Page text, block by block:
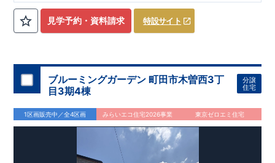
ります（5号棟） 【吹き抜け天井】 ◇実際に生活した時に便利
◇
・ちょっとした収納に
【収納スペース・各居室クローゼット
躍！【浴室乾燥暖房機】
≪ ブルーミングガーデンのこ だ
設』住宅性能評価‥‥評価を受けた図面通りに施工されている
か、建設までに計 4 回チェックが行われます。 ・図面や書類上
だけでなく、「現場の施工状況」を検査した上で、品質を保証
しております。
■全棟自社一
だからこそ、お客様の安心に繋がります。 ・設計、施工、営業
が協力しあい、最良のプランをご提供いたします。 ・不要な中
間マージンを抑える事で、コストダウンに努めております。
スマートフォンで見やすい特設サイトはこちら
https://www.e-blooming.com/bukken/51775003/
見学予約・資料請求 特設サイト
ブルーミングガーデン 町田市木曽西3丁
目3期4棟
分譲
住宅
1区画販売中／全4区画 みらいエコ住宅2026事業 東京ゼロエミ住宅